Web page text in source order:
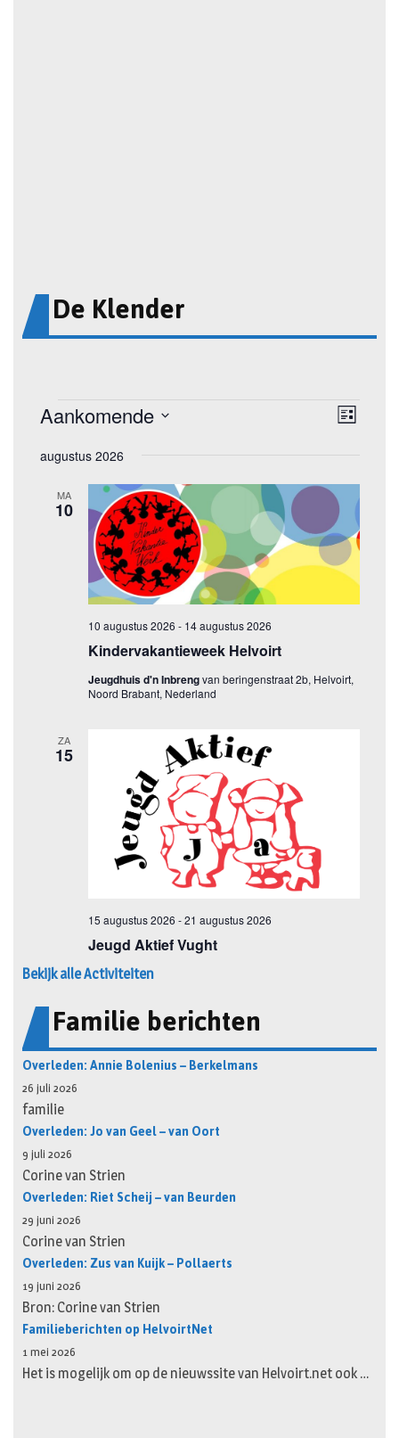
De Klender
Bekijk alle Activiteiten
Familie berichten
Overleden: Annie Bolenius – Berkelmans
26 juli 2026
familie
Overleden: Jo van Geel – van Oort
9 juli 2026
Corine van Strien
Overleden: Riet Scheij – van Beurden
29 juni 2026
Corine van Strien
Overleden: Zus van Kuijk – Pollaerts
19 juni 2026
Bron: Corine van Strien
Familieberichten op HelvoirtNet
1 mei 2026
Het is mogelijk om op de nieuwssite van Helvoirt.net ook …